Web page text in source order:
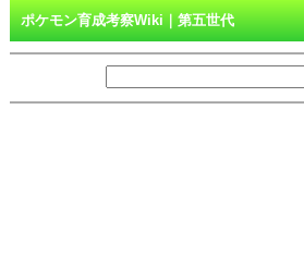
ポケモン育成考察Wiki｜第五世代